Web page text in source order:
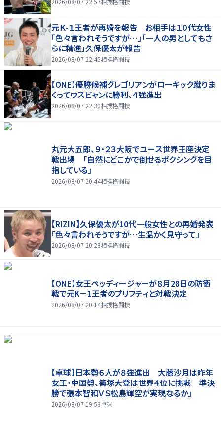
2026/08/07 22:57相撲格闘技
元Ｋ-１王者が再婚を報告 お相手は１０代女性
「色々言われそうですが…」「一人の男としてもさ
らに精進」久保優太が報告
2026/08/07 22:45相撲格闘技
【ONE】優勝候補グレゴリアンがローキック蹴りま
くってウスビャンに勝利、４強進出
2026/08/07 22:30相撲格闘技
丸元大五郎、９・２３大阪でユース世界王座決定
戦出場 「自然にどこかで倒せるボクシングを目
指している」
2026/08/07 20:44相撲格闘技
【RIZIN】久保優太が10代一般女性との再婚発表
「色々言われそうですが…生温かく見守って」
2026/08/07 20:28相撲格闘技
【ONE】女王ペッディージャーが８月28日の防衛
戦で元K－1王者のプリフティと対戦決定
2026/08/07 20:14相撲格闘技
【卓球】日本勢６人が８強進出 大藤沙月は昨年
女王・中国勢、篠塚大登は世界４位に挑戦 準決
勝で張本智和ＶＳ松島輝空が実現なるか」
2026/08/07 19:58卓球